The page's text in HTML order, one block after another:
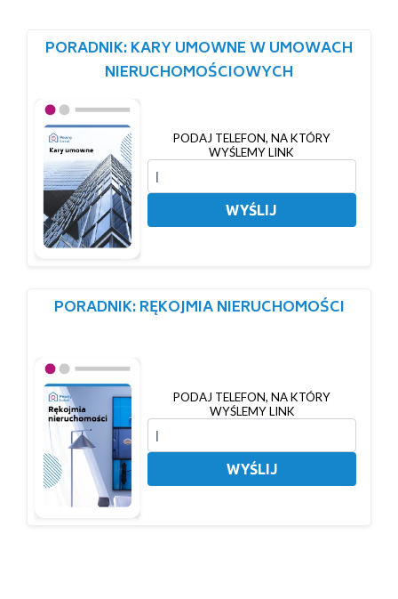
PORADNIK: KARY UMOWNE W UMOWACH
NIERUCHOMOŚCIOWYCH
PODAJ TELEFON, NA KTÓRY
WYŚLEMY LINK
WYŚLIJ
PORADNIK: RĘKOJMIA NIERUCHOMOŚCI
PODAJ TELEFON, NA KTÓRY
WYŚLEMY LINK
WYŚLIJ